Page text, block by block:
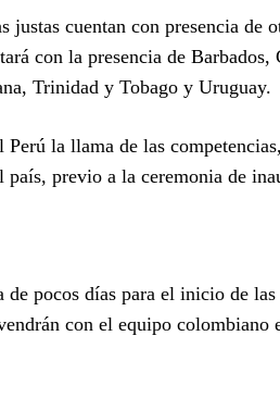
justas cuentan con presencia de
con la presencia de
Trinidad y Tobago y Uruguay.
Perú la llama de las
país, previo a la ceremonia de
pocos días para el inicio de
con el equipo